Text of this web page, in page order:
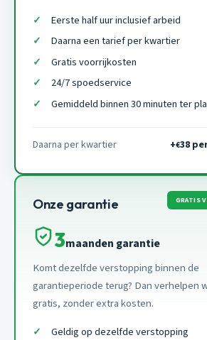
Eerste half uur inclusief arbeid
Daarna een tarief per kwartier
Gratis voorrijkosten
24/7 spoedservice
Gemiddeld binnen 30 minuten ter
Daarna per kwartier +€38
Onze garantie GRATIS
3maanden garantie
Komt dezelfde verstopping binnen de
garantieperiode terug? Dan verhelpen
gratis, zonder extra kosten.
Geldig op dezelfde verstopping